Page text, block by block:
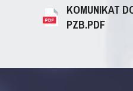
KOMUNIKAT
PZB.PDF